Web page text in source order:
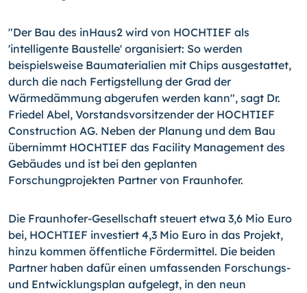
"Der Bau des inHaus2 wird von HOCHTIEF als
'intelligente Baustelle' organisiert: So werden
beispielsweise Baumaterialien mit Chips ausgestattet,
durch die nach Fertigstellung der Grad der
Wärmedämmung abgerufen werden kann", sagt Dr.
Friedel Abel, Vorstandsvorsitzender der HOCHTIEF
Construction AG. Neben der Planung und dem Bau
übernimmt HOCHTIEF das Facility Management des
Gebäudes und ist bei den geplanten
Forschungprojekten Partner von Fraunhofer.
Die Fraunhofer-Gesellschaft steuert etwa 3,6 Mio Euro
bei, HOCHTIEF investiert 4,3 Mio Euro in das Projekt,
hinzu kommen öffentliche Fördermittel. Die beiden
Partner haben dafür einen umfassenden Forschungs-
und Entwicklungsplan aufgelegt, in den neun